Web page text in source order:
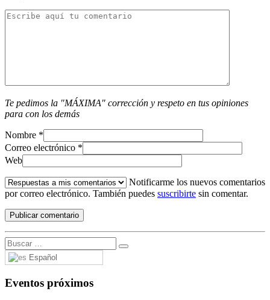
Te pedimos la "MÁXIMA" corrección y respeto en tus opiniones
para con los demás
Nombre *
Correo electrónico *
Web
Notificarme los nuevos comentarios
por correo electrónico. También puedes suscribirte sin comentar.
Español
Eventos próximos